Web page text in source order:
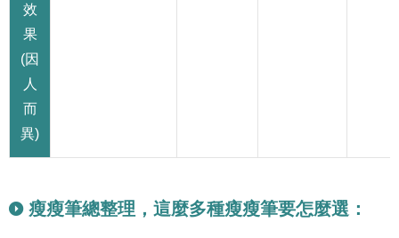
效
果
(因
人
而
異)
瘦瘦筆總整理，這麼多種瘦瘦筆要怎麼選：